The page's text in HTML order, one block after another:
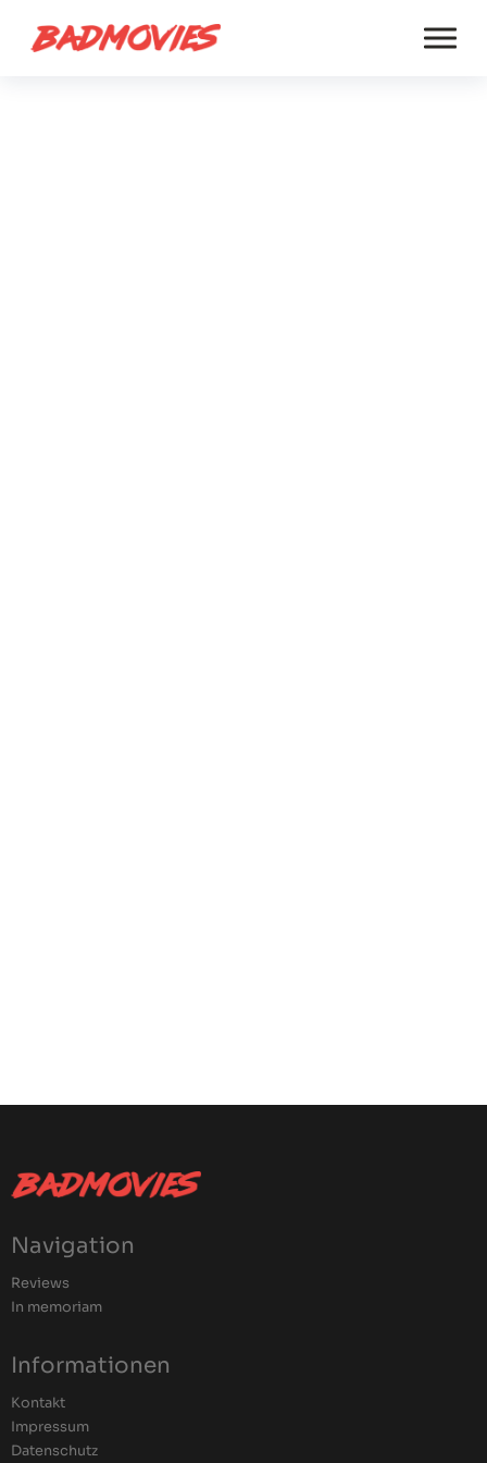
Navigation
Reviews
In memoriam
Informationen
Kontakt
Impressum
Datenschutz